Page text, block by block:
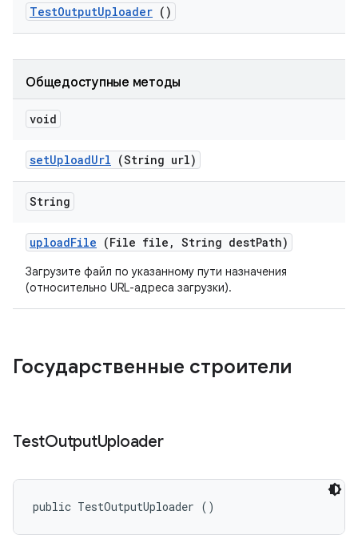
TestOutputUploader ()
Общедоступные методы
void
setUploadUrl (String url)
String
uploadFile (File file , String destPath)
Загрузите файл по указанному пути назначения
(относительно URL-адреса загрузки).
Государственные строители
TestOutputUploader
public TestOutputUploader ()